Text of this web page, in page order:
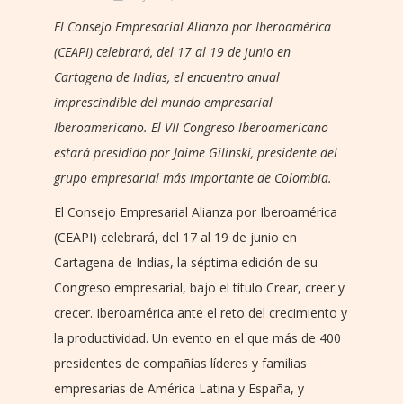
El Consejo Empresarial Alianza por Iberoamérica
(CEAPI) celebrará, del 17 al 19 de junio en
Cartagena de Indias, el encuentro anual
imprescindible del mundo empresarial
Iberoamericano. El VII Congreso Iberoamericano
estará presidido por Jaime Gilinski, presidente del
grupo empresarial más importante de Colombia.
El Consejo Empresarial Alianza por Iberoamérica
(CEAPI) celebrará, del 17 al 19 de junio en
Cartagena de Indias, la séptima edición de su
Congreso empresarial, bajo el título Crear, creer y
crecer. Iberoamérica ante el reto del crecimiento y
la productividad. Un evento en el que más de 400
presidentes de compañías líderes y familias
empresarias de América Latina y España, y